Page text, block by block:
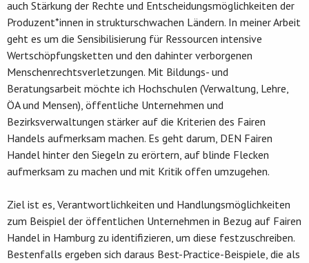
auch Stärkung der Rechte und Entscheidungsmöglichkeiten der
Produzent*innen in strukturschwachen Ländern. In meiner Arbeit
geht es um die Sensibilisierung für Ressourcen intensive
Wertschöpfungsketten und den dahinter verborgenen
Menschenrechtsverletzungen. Mit Bildungs- und
Beratungsarbeit möchte ich Hochschulen (Verwaltung, Lehre,
ÖA und Mensen), öffentliche Unternehmen und
Bezirksverwaltungen stärker auf die Kriterien des Fairen
Handels aufmerksam machen. Es geht darum, DEN Fairen
Handel hinter den Siegeln zu erörtern, auf blinde Flecken
aufmerksam zu machen und mit Kritik offen umzugehen.
Ziel ist es, Verantwortlichkeiten und Handlungsmöglichkeiten
zum Beispiel der öffentlichen Unternehmen in Bezug auf Fairen
Handel in Hamburg zu identifizieren, um diese festzuschreiben.
Bestenfalls ergeben sich daraus Best-Practice-Beispiele, die als